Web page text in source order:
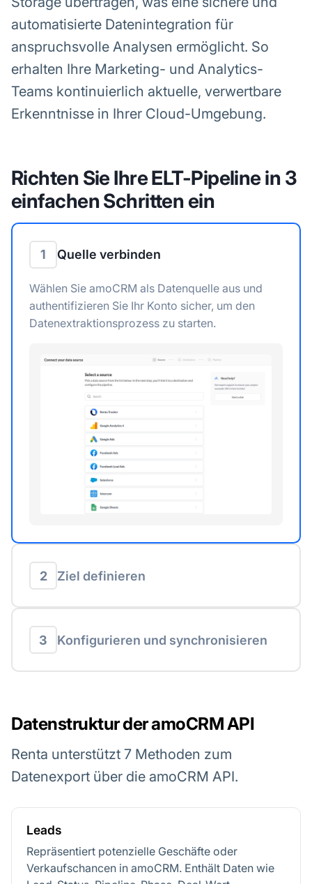
automatisierte Datenintegration für
anspruchsvolle Analysen ermöglicht. So
erhalten Ihre Marketing- und Analytics-
Teams kontinuierlich aktuelle, verwertbare
Erkenntnisse in Ihrer Cloud-Umgebung.
Richten Sie Ihre ELT-Pipeline in 3
einfachen Schritten ein
1 Quelle verbinden
Wählen Sie amoCRM als Datenquelle aus und
authentifizieren Sie Ihr Konto sicher, um den
Datenextraktionsprozess zu starten.
2 Ziel definieren
3 Konfigurieren und synchronisieren
Datenstruktur der amoCRM API
Renta unterstützt 7 Methoden zum
Datenexport über die amoCRM API.
Leads
Repräsentiert potenzielle Geschäfte oder
Verkaufschancen in amoCRM. Enthält Daten wie